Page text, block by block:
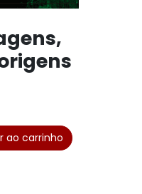
ao carrinho